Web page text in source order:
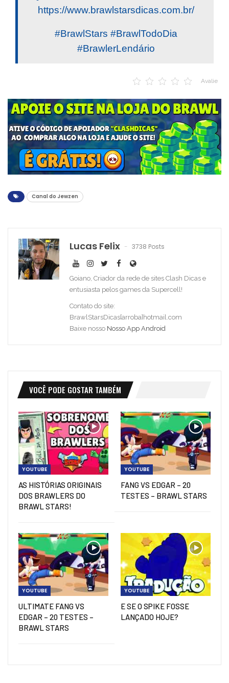
https://www.brawlstarsdicas.com.br/
#BrawlStars #BrawlTodoDia
#BrawlerLendário
Avalie
Canal do Jewzen
Lucas Felix 3738 Posts
Goiano, Criador da rede de sites Clash Dicas e
entusiasta pelos games da Supercell!
Contato do site:
BrawlStarsDicas[arroba]hotmail.com
Baixe nosso Nosso App Android
VOCÊ PODE GOSTAR TAMBÉM
YOUTUBE
AS HISTÓRIAS ORIGINAIS
DOS BRAWLERS DO
BRAWL STARS!
YOUTUBE
FANG VS EDGAR – 20
TESTES – BRAWL STARS
YOUTUBE
ULTIMATE FANG VS
EDGAR – 20 TESTES –
BRAWL STARS
YOUTUBE
E SE O SPIKE FOSSE
LANÇADO HOJE?